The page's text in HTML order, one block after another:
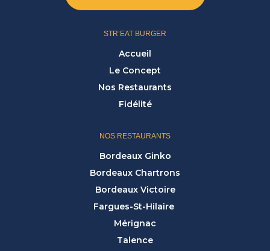
STR’EAT BURGER
Accueil
Le Concept
Nos Restaurants
Fidélité
NOS RESTAURANTS
Bordeaux Ginko
Bordeaux Chartrons
Bordeaux Victoire
Fargues-St-Hilaire
Mérignac
Talence